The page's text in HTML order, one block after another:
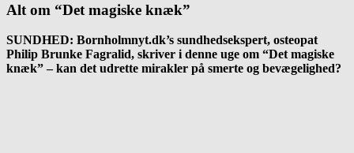
Alt om “Det magiske knæk”
SUNDHED: Bornholmnyt.dk’s sundhedsekspert, osteopat
Philip Brunke Fagralid, skriver i denne uge om “Det magiske
knæk” – kan det udrette mirakler på smerte og bevægelighed?